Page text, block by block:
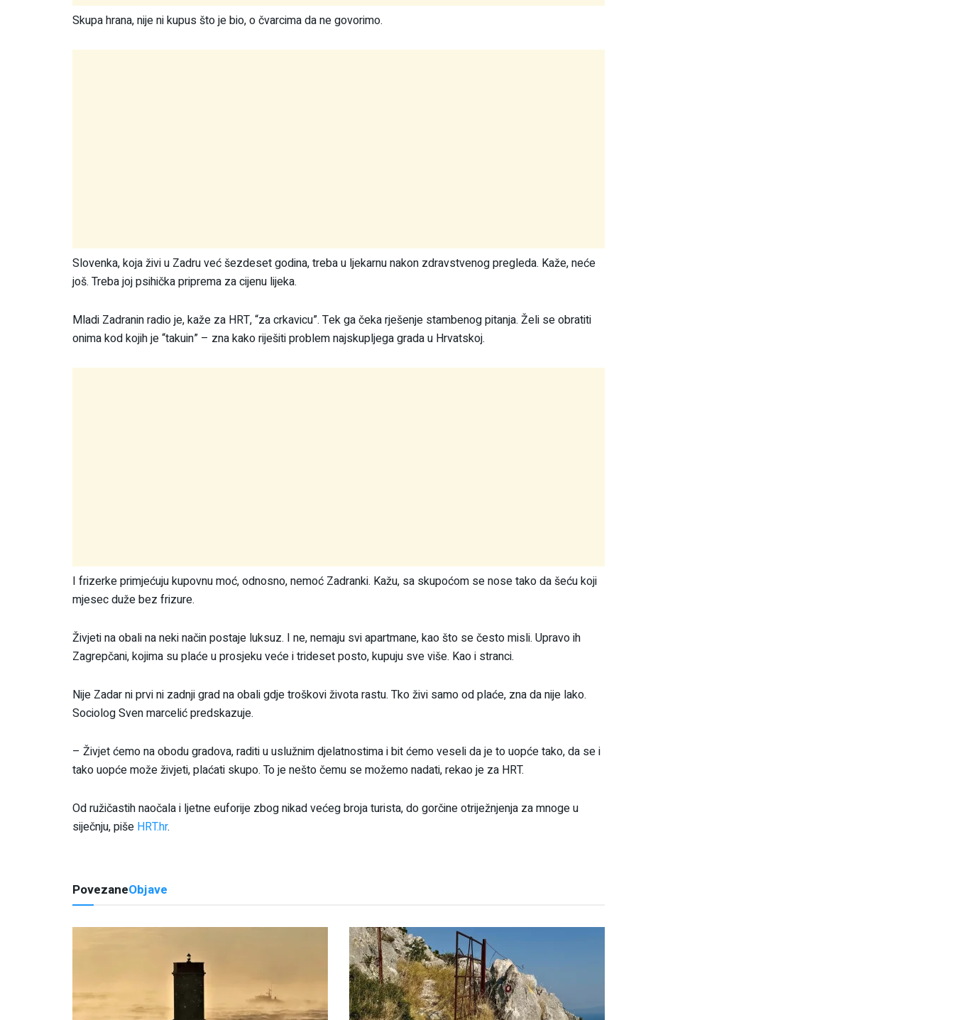
Skupa hrana, nije ni kupus što je bio, o čvarcima da ne govorimo.
Slovenka, koja živi u Zadru već šezdeset godina, treba u ljekarnu nakon zdravstvenog pregleda. Kaže, neće
još. Treba joj psihička priprema za cijenu lijeka.
Mladi Zadranin radio je, kaže za HRT, “za crkavicu”. Tek ga čeka rješenje stambenog pitanja. Želi se obratiti
onima kod kojih je “takuin” – zna kako riješiti problem najskupljega grada u Hrvatskoj.
I frizerke primjećuju kupovnu moć, odnosno, nemoć Zadranki. Kažu, sa skupoćom se nose tako da šeću koji
mjesec duže bez frizure.
Živjeti na obali na neki način postaje luksuz. I ne, nemaju svi apartmane, kao što se često misli. Upravo ih
Zagrepčani, kojima su plaće u prosjeku veće i trideset posto, kupuju sve više. Kao i stranci.
Nije Zadar ni prvi ni zadnji grad na obali gdje troškovi života rastu. Tko živi samo od plaće, zna da nije lako.
Sociolog Sven marcelić predskazuje.
– Živjet ćemo na obodu gradova, raditi u uslužnim djelatnostima i bit ćemo veseli da je to uopće tako, da se i
tako uopće može živjeti, plaćati skupo. To je nešto čemu se možemo nadati, rekao je za HRT.
Od ružičastih naočala i ljetne euforije zbog nikad većeg broja turista, do gorčine otriježnjenja za mnoge u
siječnju, piše HRT.hr.
PovezaneObjave